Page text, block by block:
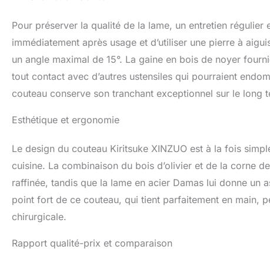
Pour préserver la qualité de la lame, un entretien
immédiatement après usage et d’utiliser une pierre à
un angle maximal de 15°. La gaine en bois de noyer
tout contact avec d’autres ustensiles qui pourraient
couteau conserve son tranchant exceptionnel sur le long
Esthétique et ergonomie
Le design du couteau Kiritsuke XINZUO est à la fois
cuisine. La combinaison du bois d’olivier et de la corne
raffinée, tandis que la lame en acier Damas lui donne un
point fort de ce couteau, qui tient parfaitement en main,
chirurgicale.
Rapport qualité-prix et comparaison